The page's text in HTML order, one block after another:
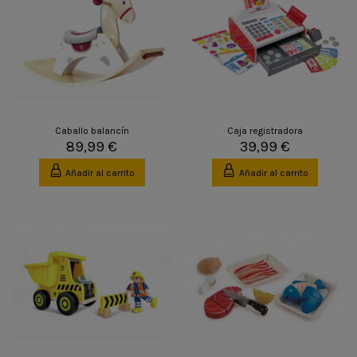
Caballo balancín
89,99 €
Añadir al carrito
Caja registradora
39,99 €
Añadir al carrito